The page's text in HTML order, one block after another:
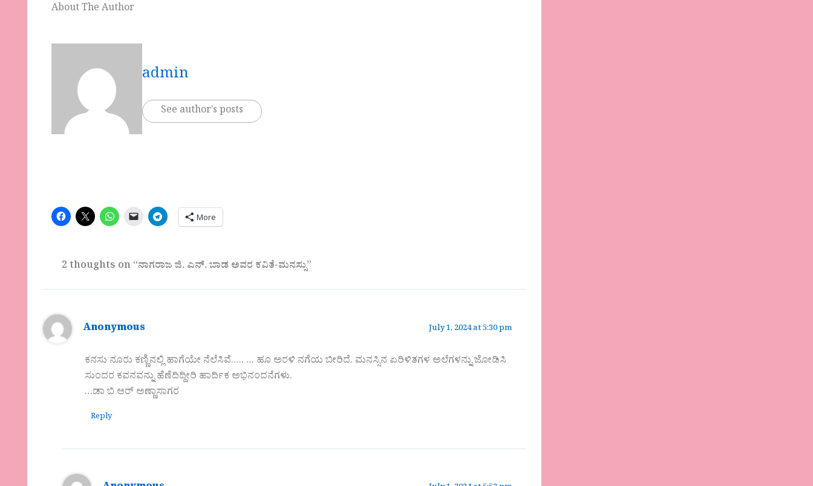
About The Author
admin
See author's posts
More
2 thoughts on “ನಾಗರಾಜ ಜಿ. ಎನ್. ಬಾಡ ಅವರ ಕವಿತೆ-ಮನಸ್ಸು”
Anonymous July 1, 2024 at 5:30 pm
ಕನಸು ನೂರು ಕಣ್ಣಿನಲ್ಲಿ ಹಾಗೆಯೇ ನೆಲೆಸಿವೆ….. … ಹೂ ಅರಳಿ ನಗೆಯ ಬೀರಿದೆ. ಮನಸ್ಸಿನ ಏರಿಳಿತಗಳ ಅಲೆಗಳನ್ನು ಜೋಡಿಸಿ
ಸುಂದರ ಕವನವನ್ನು ಹೆಣೆದಿದ್ದೀರಿ ಹಾರ್ದಿಕ ಅಭಿನಂದನೆಗಳು.
…ಡಾ ಬಿ ಆರ್ ಅಣ್ಣಾಸಾಗರ
Reply